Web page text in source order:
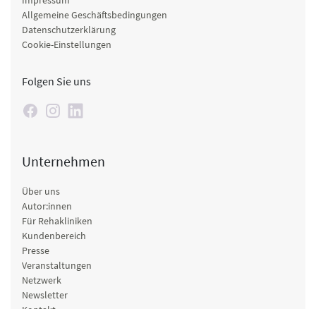
Allgemeine Geschäftsbedingungen
Datenschutzerklärung
Cookie-Einstellungen
Folgen Sie uns
Unternehmen
Über uns
Autor:innen
Für Rehakliniken
Kundenbereich
Presse
Veranstaltungen
Netzwerk
Newsletter